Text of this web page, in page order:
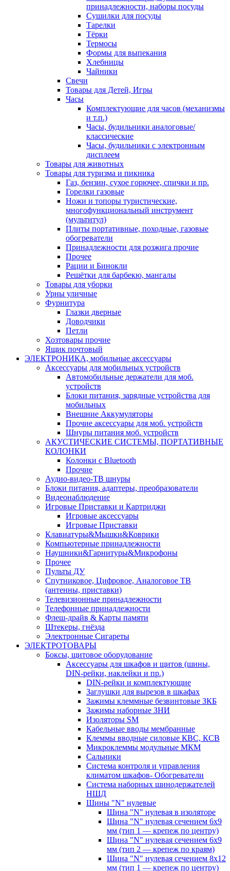
принадлежности, наборы посуды
Сушилки для посуды
Тарелки
Тёрки
Термосы
Формы для выпекания
Хлебницы
Чайники
Свечи
Товары для Детей, Игры
Часы
Комплектующие для часов (механизмы
и т.п.)
Часы, будильники аналоговые/
классические
Часы, будильники с электронным
дисплеем
Товары для животных
Товары для туризма и пикника
Газ, бензин, сухое горючее, спички и пр.
Горелки газовые
Ножи и топоры туристические,
многофункциональный инструмент
(мультитул)
Плиты портативные, походные, газовые
обогреватели
Принадлежности для розжига прочие
Прочее
Рации и Бинокли
Решётки для барбекю, мангалы
Товары для уборки
Урны уличные
Фурнитура
Глазки дверные
Доводчики
Петли
Хозтовары прочие
Ящик почтовый
ЭЛЕКТРОНИКА, мобильные аксессуары
Аксессуары для мобильных устройств
Автомобильные держатели для моб.
устройств
Блоки питания, зарядные устройства для
мобильных
Внешние Аккумуляторы
Прочие аксессуары для моб. устройств
Шнуры питания моб. устройств
АКУСТИЧЕСКИЕ СИСТЕМЫ, ПОРТАТИВНЫЕ
КОЛОНКИ
Колонки с Bluetooth
Прочие
Аудио-видео-ТВ шнуры
Блоки питания, адаптеры, преобразователи
Видеонаблюдение
Игровые Приставки и Картриджи
Игровые аксессуары
Игровые Приставки
Клавиатуры&Мышки&Коврики
Компьютерные принадлежности
Наушники&Гарнитуры&Микрофоны
Прочее
Пульты ДУ
Спутниковое, Цифровое, Аналоговое ТВ
(антенны, приставки)
Телевизионные принадлежности
Телефонные принадлежности
Флеш-драйв & Карты памяти
Штекеры, гнёзда
Электронные Сигареты
ЭЛЕКТРОТОВАРЫ
Боксы, щитовое оборудование
Аксессуары для шкафов и щитов (шины,
DIN-рейки, наклейки и пр.)
DIN-рейки и комплектующие
Заглушки для вырезов в шкафах
Зажимы клеммные безвинтовые ЗКБ
Зажимы наборные ЗНИ
Изоляторы SM
Кабельные вводы мембранные
Клеммы вводные силовые КВС, КСВ
Микроклеммы модульные МКМ
Сальники
Система контроля и управления
климатом шкафов- Обогреватели
Система наборных шинодержателей
НШД
Шины "N" нулевые
Шина "N" нулевая в изоляторе
Шина "N" нулевая сечением 6х9
мм (тип 1 — крепеж по центру)
Шина "N" нулевая сечением 6х9
мм (тип 2 — крепеж по краям)
Шина "N" нулевая сечением 8х12
мм (тип 1 — крепеж по центру)